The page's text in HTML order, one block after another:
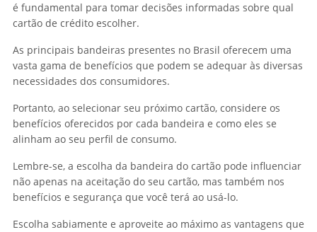
é fundamental para tomar decisões informadas sobre qual
cartão de crédito escolher.
As principais bandeiras presentes no Brasil oferecem uma
vasta gama de benefícios que podem se adequar às diversas
necessidades dos consumidores.
Portanto, ao selecionar seu próximo cartão, considere os
benefícios oferecidos por cada bandeira e como eles se
alinham ao seu perfil de consumo.
Lembre-se, a escolha da bandeira do cartão pode influenciar
não apenas na aceitação do seu cartão, mas também nos
benefícios e segurança que você terá ao usá-lo.
Escolha sabiamente e aproveite ao máximo as vantagens que